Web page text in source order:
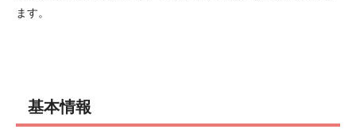
ます。
基本情報